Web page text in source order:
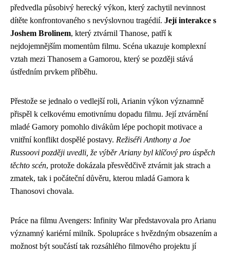
předvedla působivý herecký výkon, který zachytil nevinnost
dítěte konfrontovaného s nevýslovnou tragédií. Její interakce s
Joshem Brolinem, který ztvárnil Thanose, patří k
nejdojemnějším momentům filmu. Scéna ukazuje komplexní
vztah mezi Thanosem a Gamorou, který se později stává
ústředním prvkem příběhu.
Přestože se jednalo o vedlejší roli, Arianin výkon významně
přispěl k celkovému emotivnímu dopadu filmu. Její ztvárnění
mladé Gamory pomohlo divákům lépe pochopit motivace a
vnitřní konflikt dospělé postavy. Režiséři Anthony a Joe
Russoovi později uvedli, že výběr Ariany byl klíčový pro úspěch
těchto scén, protože dokázala přesvědčivě ztvárnit jak strach a
zmatek, tak i počáteční důvěru, kterou mladá Gamora k
Thanosovi chovala.
Práce na filmu Avengers: Infinity War představovala pro Arianu
významný kariérní milník. Spolupráce s hvězdným obsazením a
možnost být součástí tak rozsáhlého filmového projektu jí